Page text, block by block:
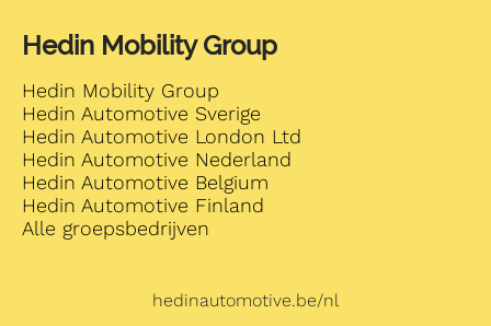
Hedin Mobility Group
Hedin Mobility Group
Hedin Automotive Sverige
Hedin Automotive London Ltd
Hedin Automotive Nederland
Hedin Automotive Belgium
Hedin Automotive Finland
Alle groepsbedrijven
hedinautomotive.be/nl